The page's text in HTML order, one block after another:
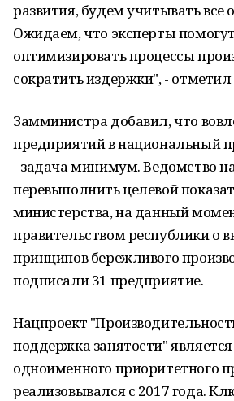
развития, будем учитывать все
Ожидаем, что эксперты
оптимизировать процессы
сократить издержки", -
Замминистра добавил, что
предприятий в национальный
- задача минимум. Ведомство
перевыполнить целевой
министерства, на данный
правительством республики о
принципов бережливого
подписали 31 предприятие.
Нацпроект
поддержка занятости"
одноименного приоритетного
реализовывался с 2017 года.